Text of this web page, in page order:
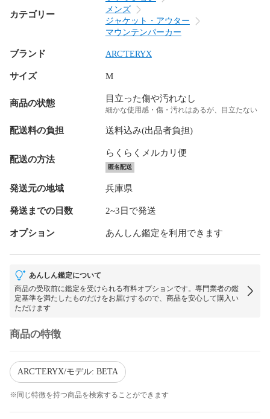
カテゴリー
メンズ
ジャケット・アウター
マウンテンパーカー
ブランド ARC'TERYX
サイズ M
商品の状態 目立った傷や汚れなし
細かな使用感・傷・汚れはあるが、目立たない
配送料の負担 送料込み(出品者負担)
配送の方法
らくらくメルカリ便
匿名配送
発送元の地域 兵庫県
発送までの日数 2~3日で発送
オプション あんしん鑑定を利用できます
あんしん鑑定について
商品の受取前に鑑定を受けられる有料オプションです。専門業者の鑑
定基準を満たしたものだけをお届けするので、商品を安心して購入い
ただけます
商品の特徴
ARC'TERYX/モデル: BETA
※同じ特徴を持つ商品を検索することができます